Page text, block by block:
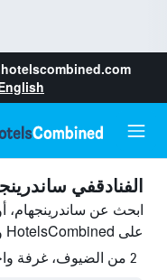
الفنادقفي
ابحث عن ساندرينجهام،
على HotelsCombined وقارن بينها ووفّر.
2 من الضيوف، غرفة واحدة